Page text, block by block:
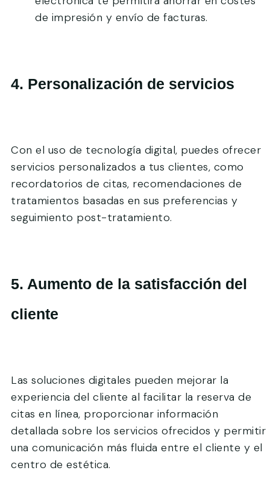
de impresión y envío de facturas.
4. Personalización de servicios
Con el uso de tecnología digital, puedes ofrecer
servicios personalizados a tus clientes, como
recordatorios de citas, recomendaciones de
tratamientos basadas en sus preferencias y
seguimiento post-tratamiento.
5. Aumento de la satisfacción del
cliente
Las soluciones digitales pueden mejorar la
experiencia del cliente al facilitar la reserva de
citas en línea, proporcionar información
detallada sobre los servicios ofrecidos y permitir
una comunicación más fluida entre el cliente y el
centro de estética.